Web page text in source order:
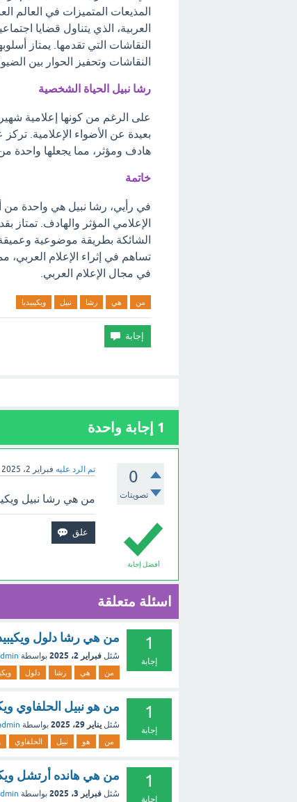
المذيعات المتميزات في العالم
العربية، الذي يتناول قضايا
النقاشات التي تقدمها. يمتاز
النقاشات وتحفيز الحوار بين
رشا نبيل الحياة الشخصية
على الرغم من كونها إعلامية
بعيدة عن الأضواء الإعلامية.
هادف ومؤثر، مما يجعلها واحدة
خاتمة
في رأيي، رشا نبيل هي واحدة من
الإعلامي المؤثر والهادف.
الشائكة بطريقة موضوعية
تساهم في إثراء الإعلام العربي،
في مجال الإعلام العربي.
من هي رشا نبيل ويكيبيديا
1 إجابة واحدة
0
تصويتات
تم الرد عليه فبراير 2، 2025
أفضل إجابة
من هي رشا نبيل
اسئلة متعلقة
1
إجابة
من هي رشا دلول
سُئل فبراير 2، 2025 بواسطة
من هي رشا دلول
1
إجابة
من هو نبيل الحلفاوي
سُئل يناير 29، 2025 بواسطة
من هو نبيل الحلفاوي
1
إجابة
من هي هانده أرتشل
سُئل فبراير 3، 2025 بواسطة